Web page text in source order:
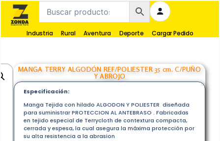
Industria Rural Aventura Deporte Cargar Pedido
MANGA TERRY ALGODÓN REF/POLIESTER 35 cm. C/PUÑO
Y ABROJO
Especificación:
Manga Tejida con hilado ALGODON Y POLIESTER diseñada
para suministrar PROTECCION AL ANTEBRASO . Fabricadas
en tejido especial de Terrycloth de contextura compacta,
cerrada y espesa, la cual asegura la máxima protección por
su alta resistencia a la abrasion